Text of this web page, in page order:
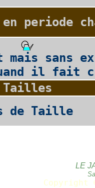
periode
mais sans
il fait
Tailles
de Taille
LE
Copyright